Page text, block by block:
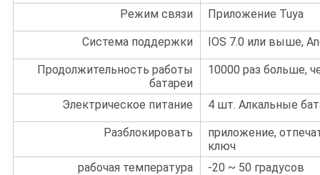
Режим связи
Приложение Tuya
Система поддержки IOS 7.0 или выше,
Продолжительность работы
батареи
10000 раз больше,
Электрическое питание 4 шт. Алкальные
Разблокировать
приложение,
ключ
рабочая температура
-20 ~ 50 градусов